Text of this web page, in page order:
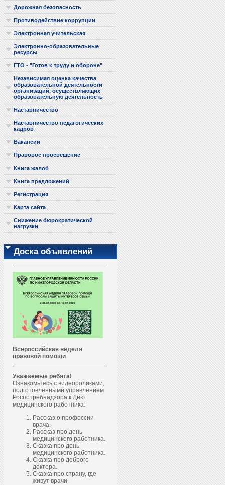
Дорожная безопасность
Противодействие коррупции
Электронная учительская
Электронно-образовательные
ресурсы
ГТО - "Готов к труду и обороне"
Независимая оценка качества
образовательной деятельности
организаций, осуществляющих
образовательную деятельность
Наставничество
Наставничество педагогических
кадров
Вакансии
Правовое просвещение
Книга жалоб
Книга предложений
Регистрация
Карта сайта
Снижение бюрократической
нагрузки
Доска объявлений
Всероссийская неделя
правовой помощи
Уважаемые ребята!
Ознакомьтесь с видеороликами,
подготовленными управлением
Роспотребнадзора к Дню
медицинского работника:
Рассказ о профессии
врача.
Рассказ про день
медицинского работника.
Сказка про день
медицинского работника.
Сказка про доброго
доктора.
Сказка про страну, где
живут врачи.